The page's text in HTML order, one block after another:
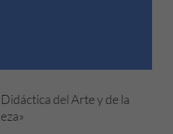
del Arte y de la